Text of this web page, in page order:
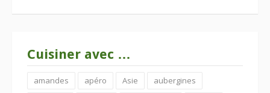
Cuisiner avec …
amandes apéro Asie
aubergines